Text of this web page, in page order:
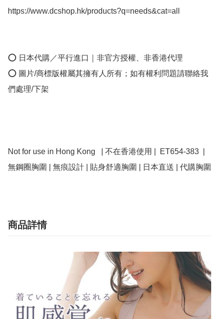
https://www.dcshop.hk/products?q=needs&cat=all
⭕ 日本代購／平行進口｜非官方授權、非香港代理
⭕ 圖片/商標版權屬其擁有人所有；如有權利問題請聯絡我
們處理/下架
Not for use in Hong Kong   | 不在香港使用 |  ET654-383  |
無鋼圈胸圍 | 無痕設計 | 貼身舒適胸圍 | 日本直送 | 代購胸圍
商品詳情